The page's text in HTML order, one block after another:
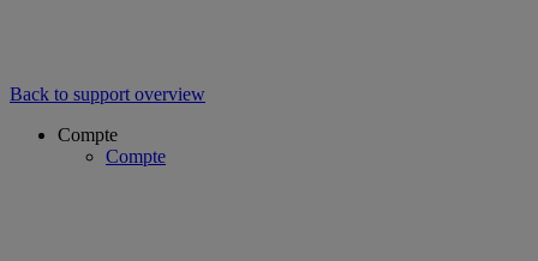
Back to support overview
Compte
Compte